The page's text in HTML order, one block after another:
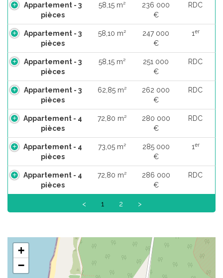
Appartement - 3
pièces
58,15 m²
236 000
€
RDC
Appartement - 3
pièces
58,10 m²
247 000
€
1er
Appartement - 3
pièces
58,15 m²
251 000
€
RDC
Appartement - 3
pièces
62,85 m²
262 000
€
RDC
Appartement - 4
pièces
72,80 m²
280 000
€
RDC
Appartement - 4
pièces
73,05 m²
285 000
€
1er
Appartement - 4
pièces
72,80 m²
286 000
€
RDC
< 1 2 >
+
−